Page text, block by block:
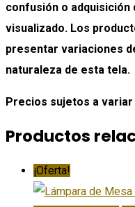
confusión o adquisición
visualizado. Los
presentar variaciones
naturaleza de esta tela.
Precios sujetos a
Productos
¡Oferta!